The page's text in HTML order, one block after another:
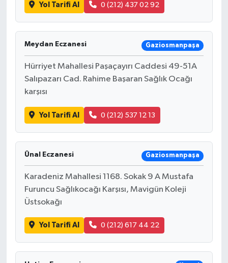
Yol Tarifi Al 0 (212) 437 02 92
Meydan Eczanesi Gaziosmanpaşa
Hürriyet Mahallesi Paşaçayırı Caddesi 49-51A
Salıpazarı Cad. Rahime Başaran Sağlık Ocağı
karşısı
Yol Tarifi Al 0 (212) 537 12 13
Ünal Eczanesi Gaziosmanpaşa
Karadeniz Mahallesi 1168. Sokak 9 A Mustafa
Furuncu Sağlıkocağı Karşısı, Mavigün Koleji
Üstsokağı
Yol Tarifi Al 0 (212) 617 44 22